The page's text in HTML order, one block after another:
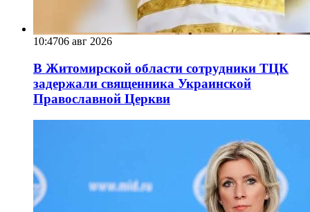
10:4706 авг 2026
В Житомирской области сотрудники ТЦК
задержали священника Украинской
Православной Церкви